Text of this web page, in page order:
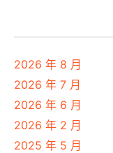
2026 年 8 月
2026 年 7 月
2026 年 6 月
2026 年 2 月
2025 年 5 月